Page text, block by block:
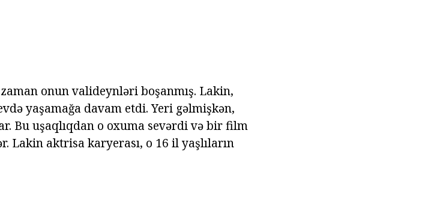
onun valideynləri boşanmış. Lakin,
yaşamağa davam etdi. Yeri gəlmişkən,
Bu uşaqlıqdan o oxuma sevərdi və bir film
Lakin aktrisa karyerası, o 16 il yaşlıların